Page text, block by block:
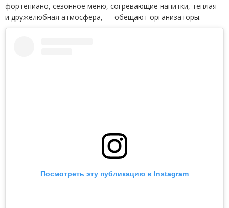
фортепиано, сезонное меню, согревающие напитки, теплая
и дружелюбная атмосфера, — обещают организаторы.
Посмотреть эту публикацию в Instagram